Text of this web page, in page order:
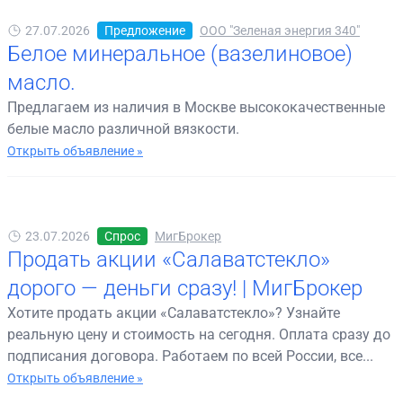
27.07.2026 Предложение ООО "Зеленая энергия 340"
Белое минеральное (вазелиновое)
масло.
Предлагаем из наличия в Москве высококачественные
белые масло различной вязкости.
Открыть объявление »
23.07.2026 Спрос МигБрокер
Продать акции «Салаватстекло»
дорого — деньги сразу! | МигБрокер
Хотите продать акции «Салаватстекло»? Узнайте
реальную цену и стоимость на сегодня. Оплата сразу до
подписания договора. Работаем по всей России, все...
Открыть объявление »